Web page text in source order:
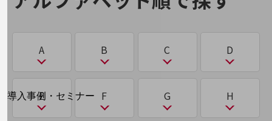
回線・ネットワーク
別ウィンドウで開きます
導入事例・セミナー
導入事例TOP
アップセル
アノテーション
オーバーレイネットワーク／アンダーレイネット
機械翻訳
く
クラウド
サブスクリプション
サブブランド
サプライチェーン
チャットボット
て
データセンター
に
2025年問題
2026年問題(AI)
2026年問題(物流)
パスワードリスト攻撃
パブリッククラウド/プライベートクラウド/ハイ
ブリッドクラウド
ひ
め
メドテック（MedTech）
も
モニタリング技術
り
リモートデスクトップ
量子コンピューター
A
A
B
B
C
C
D
DE F G H